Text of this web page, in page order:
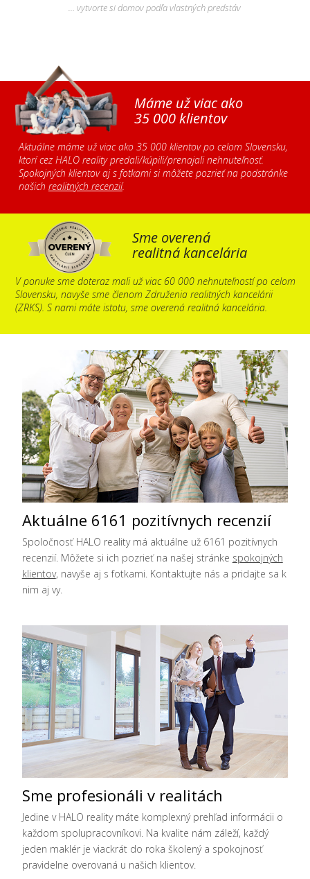
… vytvorte si domov podľa vlastných predstáv
Máme už viac ako
35 000 klientov
Aktuálne máme už viac ako 35 000 klientov po celom Slovensku,
ktorí cez HALO reality predali/kúpili/prenajali nehnuteľnosť.
Spokojných klientov aj s fotkami si môžete pozrieť na podstránke
našich realitných recenzií.
Sme overená
realitná kancelária
V ponuke sme doteraz mali už viac 60 000 nehnuteľností po celom
Slovensku, navyše sme členom Združenia realitných kancelárii
(ZRKS). S nami máte istotu, sme overená realitná kancelária.
Aktuálne 6161 pozitívnych recenzií
Spoločnosť HALO reality má aktuálne už 6161 pozitívnych
recenzií. Môžete si ich pozrieť na našej stránke spokojných
klientov, navyše aj s fotkami. Kontaktujte nás a pridajte sa k
nim aj vy.
Sme profesionáli v realitách
Jedine v HALO reality máte komplexný prehľad informácii o
každom spolupracovníkovi. Na kvalite nám záleží, každý
jeden maklér je viackrát do roka školený a spokojnosť
pravidelne overovaná u našich klientov.